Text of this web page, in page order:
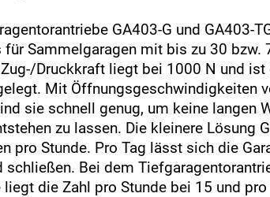
GA403-G und GA403-
für Sammelgaragen mit bis zu 30 bzw.
Druckkraft liegt bei 1000 N und
Mit Öffnungsgeschwindigkeiten
sie schnell genug, um keine langen
zu lassen. Die kleinere Lösung
pro Stunde. Pro Tag lässt sich die
schließen. Bei dem
die Zahl pro Stunde bei 15 und